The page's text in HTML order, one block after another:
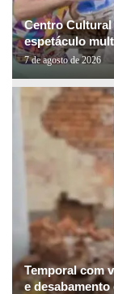
Centro
espetáculo
7 de agosto de 2026
Temporal com
e